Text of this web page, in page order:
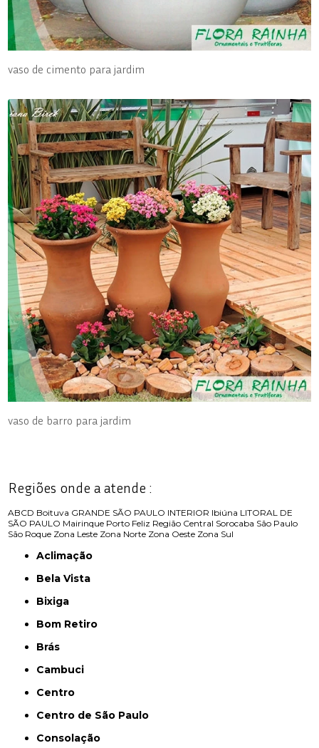
vaso de cimento para jardim
vaso de barro para jardim
Regiões onde a atende :
ABCD Boituva GRANDE SÃO PAULO INTERIOR Ibiúna LITORAL DE
SÃO PAULO Mairinque Porto Feliz Região Central Sorocaba São Paulo
São Roque Zona Leste Zona Norte Zona Oeste Zona Sul
Aclimação
Bela Vista
Bixiga
Bom Retiro
Brás
Cambuci
Centro
Centro de São Paulo
Consolação